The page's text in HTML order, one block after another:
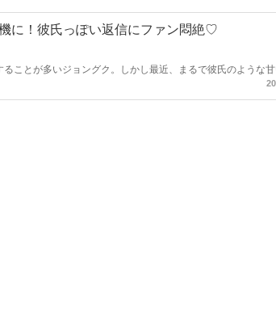
に！彼氏っぽい返信にファン悶絶♡
ことが多いジョングク。しかし最近、まるで彼氏のような
製造機」と話題を集めています。思わずファンが悶絶した、